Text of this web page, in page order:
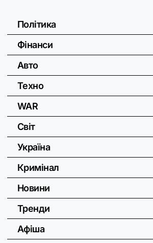
Політика
Фінанси
Авто
Техно
WAR
Світ
Україна
Кримінал
Новини
Тренди
Афіша